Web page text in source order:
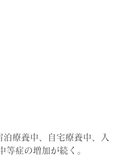
療養中、自宅療養中、入
等症の増加が続く。